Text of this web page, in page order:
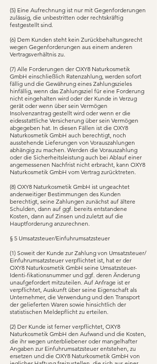
(5) Eine Aufrechnung ist nur mit Gegenforderungen
zulässig, die unbestritten oder rechtskräftig
festgestellt sind.
(6) Dem Kunden steht kein Zurückbehaltungsrecht
wegen Gegenforderungen aus einem anderen
Vertragsverhältnis zu.
(7) Alle Forderungen der OXY8 Naturkosmetik
GmbH einschließlich Ratenzahlung, werden sofort
fällig und die Gewährung eines Zahlungszieles
hinfällig, wenn das Zahlungsziel für eine Forderung
nicht eingehalten wird oder der Kunde in Verzug
gerät oder wenn über sein Vermögen
Insolvenzantrag gestellt wird oder wenn er die
eidesstattliche Versicherung über sein Vermögen
abgegeben hat. In diesen Fällen ist die OXY8
Naturkosmetik GmbH auch berechtigt, noch
ausstehende Lieferungen von Vorauszahlungen
abhängig zu machen. Werden die Vorauszahlung
oder die Sicherheitsleistung auch bei Ablauf einer
angemessenen Nachfrist nicht erbracht, kann OXY8
Naturkosmetik GmbH vom Vertrag zurücktreten.
(8) OXY8 Naturkosmetik GmbH ist ungeachtet
anderweitiger Bestimmungen des Kunden
berechtigt, seine Zahlungen zunächst auf ältere
Schulden, dann auf ggf. bereits entstandene
Kosten, dann auf Zinsen und zuletzt auf die
Hauptforderung anzurechnen.
§ 5 Umsatzsteuer/Einfuhrumsatzsteuer
(1) Soweit der Kunde zur Zahlung von Umsatzsteuer/
Einfuhrumsatzsteuer verpflichtet ist, hat er der
OXY8 Naturkosmetik GmbH seine Umsatzsteuer-
Identi-fikationsnummer und ggf. deren Änderung
unaufgefordert mitzuteilen. Auf Anfrage ist er
verpflichtet, Auskunft über seine Eigenschaft als
Unternehmer, die Verwendung und den Transport
der gelieferten Waren sowie hinsichtlich der
statistischen Meldepflicht zu erteilen.
(2) Der Kunde ist ferner verpflichtet, OXY8
Naturkosmetik GmbH den Aufwand und die Kosten,
die ihr wegen unterbliebener oder mangelhafter
Angaben zur Einfuhrumsatzsteuer entstehen, zu
ersetzen und die OXY8 Naturkosmetik GmbH von